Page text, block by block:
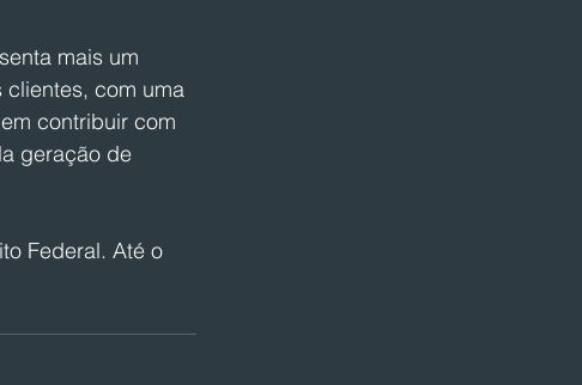
mais um
com uma
contribuir com
geração de
Federal. Até o